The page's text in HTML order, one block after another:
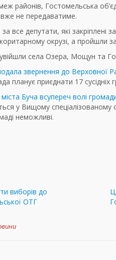
районів, Гостомельська
не передаватиме.
все депутати, які закріплені
окрузі, а пройшли
села Озера, Мощун та
звернення до Верховної
планує приєднати 17 сусідніх
Буча всупереч волі
у Вищому спеціалізованому
неможливі.
виборів до
ОТГ